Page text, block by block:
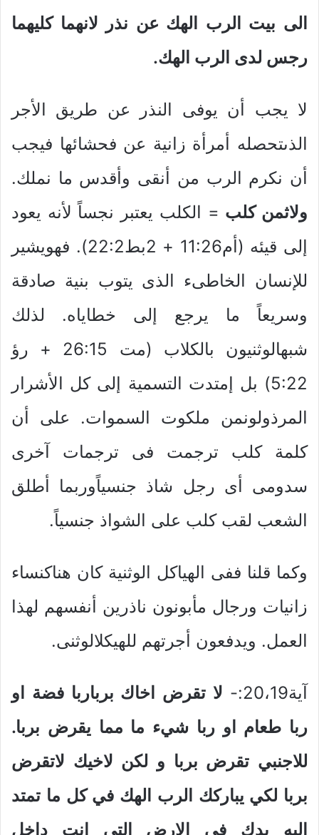
الى بيت الرب الهك عن نذر لانهما كليهما
رجس لدى الرب الهك.
لا يجب أن يوفى النذر عن طريق الأجر
الذىتحصله أمرأة زانية عن فحشائها فيجب
أن نكرم الرب من أنقى وأقدس ما نملك.
ولاثمن كلب = الكلب يعتبر نجساً لأنه يعود
إلى قيئه (أم11:26 + 2بط22:2). فهويشير
للإنسان الخاطىء الذى يتوب بنية صادقة
وسريعاً ما يرجع إلى خطاياه. لذلك
شبهالوثنيون بالكلاب (مت 26:15 + رؤ
5:22) بل إمتدت التسمية إلى كل الأشرار
المرذولونمن ملكوت السموات. على أن
كلمة كلب ترجمت فى ترجمات آخرى
سدومى أى رجل شاذ جنسياًوربما أطلق
الشعب لقب كلب على الشواذ جنسياً.
وكما قلنا ففى الهياكل الوثنية كان هناكنساء
زانيات ورجال مأبونون ناذرين أنفسهم لهذا
العمل. ويدفعون أجرتهم للهيكلالوثنى.
آية20،19:-
لا تقرض اخاك برباربا فضة او
ربا طعام او ربا شيء ما مما يقرض بربا.
للاجنبي تقرض بربا و لكن لاخيك لاتقرض
بربا لكي يباركك الرب الهك في كل ما تمتد
اليه يدك في الارض التي انت داخل